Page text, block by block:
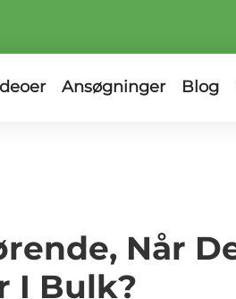
Ansøgninger Blog
Når
I Bulk?